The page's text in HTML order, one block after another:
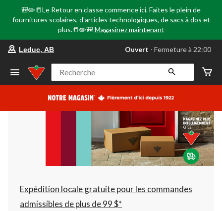
🎒✏️📒Le Retour en classe commence ici. Faites le plein de
fournitures scolaires, d'articles technologiques, de sacs à dos et
plus.📒✏️🎒 Magasinez maintenant
votre
préféré
Leduc,
AB,
courament
Fermeture
à
22:00
cliquer
pour
changer
Leduc, AB Ouvert ⋅ Fermeture à 22:00
Recherche
Expédition locale gratuite pour les commandes
admissibles de plus de 99 $*